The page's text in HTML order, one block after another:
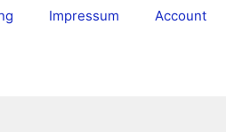
Impressum Account